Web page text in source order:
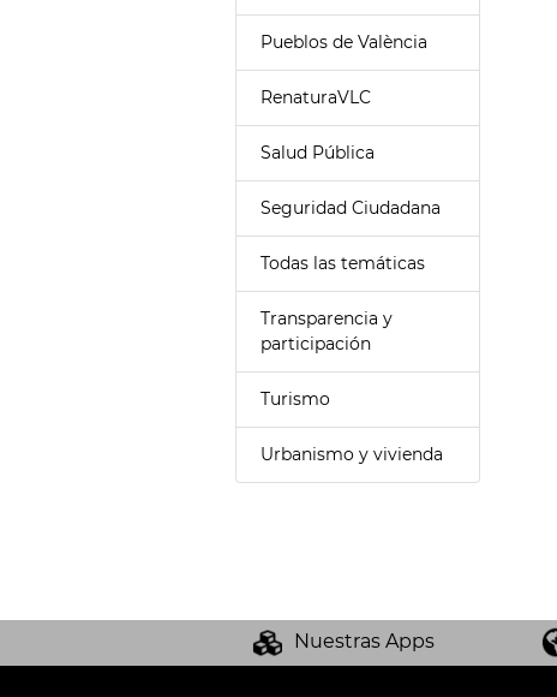
Pueblos de València
RenaturaVLC
Salud Pública
Seguridad Ciudadana
Todas las temáticas
Transparencia y
participación
Turismo
Urbanismo y vivienda
Nuestras Apps